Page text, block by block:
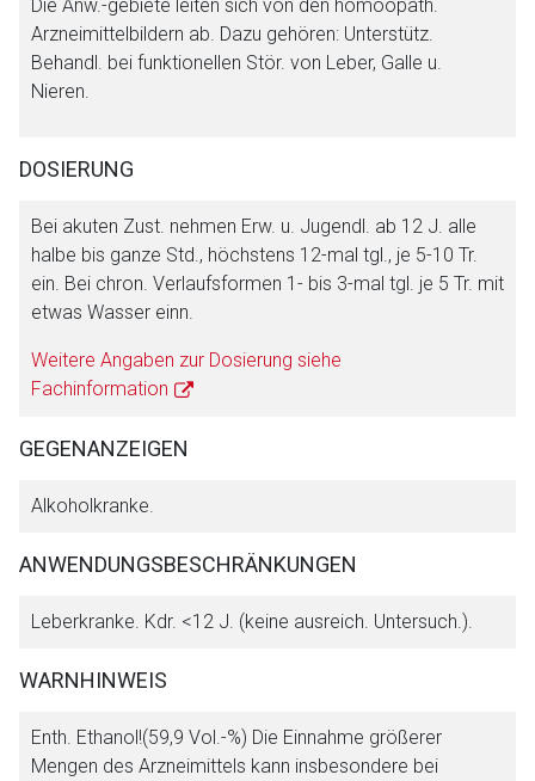
Die Anw.-gebiete leiten sich von den homöopath.
Arzneimittelbildern ab. Dazu gehören: Unterstütz.
Behandl. bei funktionellen Stör. von Leber, Galle u.
Nieren.
DOSIERUNG
Bei akuten Zust. nehmen Erw. u. Jugendl. ab 12 J. alle
halbe bis ganze Std., höchstens 12-mal tgl., je 5-10 Tr.
ein. Bei chron. Verlaufsformen 1- bis 3-mal tgl. je 5 Tr. mit
etwas Wasser einn.
Weitere Angaben zur Dosierung siehe
Fachinformation
GEGENANZEIGEN
Alkoholkranke.
ANWENDUNGSBESCHRÄNKUNGEN
Leberkranke. Kdr. <12 J. (keine ausreich. Untersuch.).
WARNHINWEIS
Enth. Ethanol!(59,9 Vol.-%) Die Einnahme größerer
Mengen des Arzneimittels kann insbesondere bei
Der von Ihnen aufgerufene Link öffnet eine externe Web-
Seite. Für die Inhalte der externen Web-Seite ist deren
Datenschutzbestimmungen.
Zurück zur rote-liste.de Zur Seite